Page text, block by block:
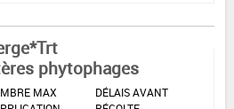
phytophages
MAX
DÉLAIS AVANT